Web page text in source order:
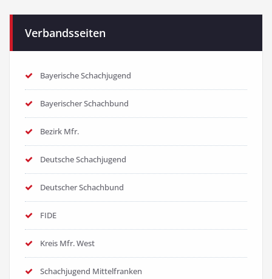
Verbandsseiten
Bayerische Schachjugend
Bayerischer Schachbund
Bezirk Mfr.
Deutsche Schachjugend
Deutscher Schachbund
FIDE
Kreis Mfr. West
Schachjugend Mittelfranken